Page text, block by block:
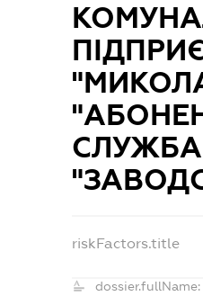
СЛУЖБА
riskFactors.title
dossier.fullName: